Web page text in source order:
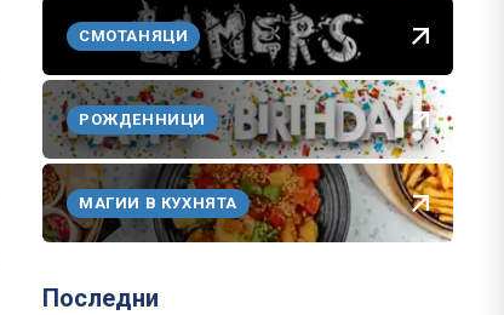
СМОТАНЯЦИ
РОЖДЕННИЦИ
МАГИИ В КУХНЯТА
Последни